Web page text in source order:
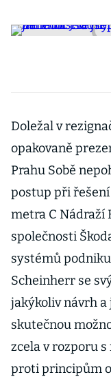
Doležal v
opakovaně
Prahu Sobě
postup při
metra C Nádraží
společnosti
systémů
Scheinherr se
jakýkoliv návrh a
skutečnou
zcela v rozporu
proti principům